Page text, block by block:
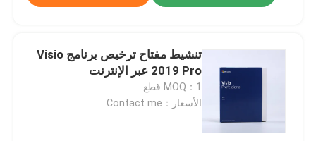
تنشيط مفتاح ترخيص برنامج Visio
2019 Pro عبر الإنترنت
MOQ：1 قطع
الأسعار：Contact me